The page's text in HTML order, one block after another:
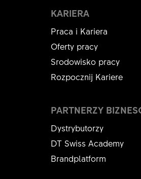
KARIERA
Praca i Kariera
Oferty pracy
Srodowisko pracy
Rozpocznij Kariere
PARTNERZY
Dystrybutorzy
DT Swiss Academy
Brandplatform